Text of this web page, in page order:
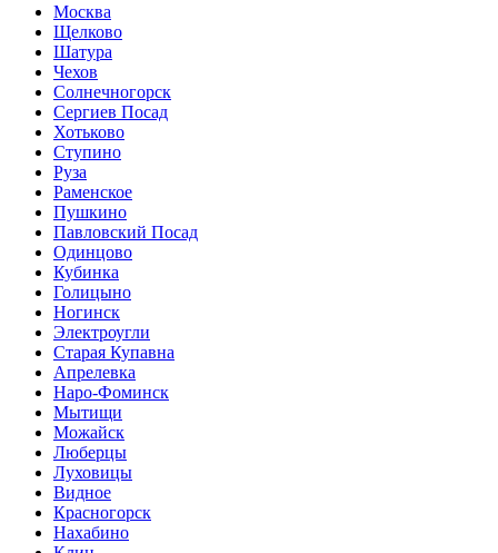
Москва
Щелково
Шатура
Чехов
Солнечногорск
Сергиев Посад
Хотьково
Ступино
Руза
Раменское
Пушкино
Павловский Посад
Одинцово
Кубинка
Голицыно
Ногинск
Электроугли
Старая Купавна
Апрелевка
Наро-Фоминск
Мытищи
Можайск
Люберцы
Луховицы
Видное
Красногорск
Нахабино